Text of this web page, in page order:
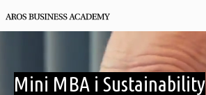
Mini MBA i Sustainability